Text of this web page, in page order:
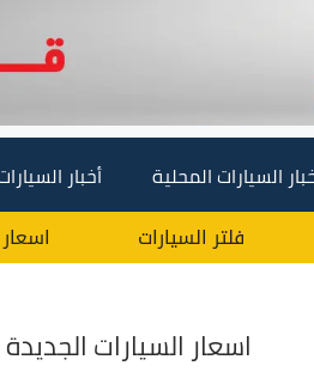
السيارات المحلية أخبار
فلتر السيارات
اسعار السيارات الجديدة